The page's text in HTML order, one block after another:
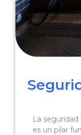
La seguridad
es un pilar